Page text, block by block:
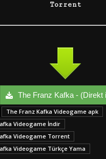
Torrent
The Franz Kafka - (Direkt
The Franz Kafka Videogame apk
Videogame İndir
Videogame Torrent
Videogame Türkçe Yama